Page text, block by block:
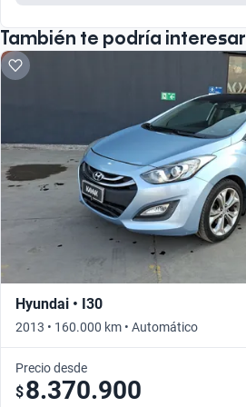
También te podría interesar
Hyundai • I30
2013 • 160.000 km • Automático
Precio desde
$8.370.900